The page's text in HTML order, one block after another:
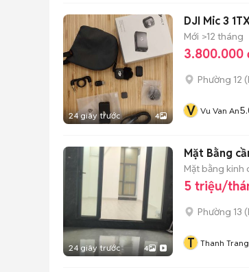
24 giây trước 4
DJI Mic 3
Mới >12 tháng
3.800.000
Phường 12 (
V Vu Van An
24 giây trước 4
Mặt Bằng
Mặt bằng kinh
5 triệu/
Phường 13 (
T Thanh Trang